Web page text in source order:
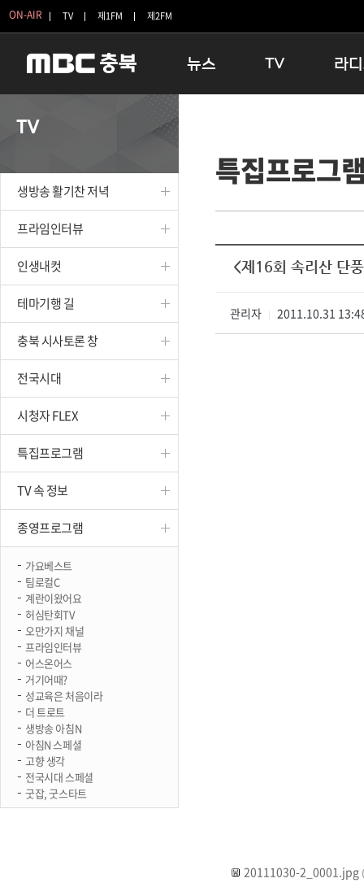
ON-AIR TV 제1FM 제2FM
뉴스
보은
옥천
TV
인생내컷
테마기행 길
시청자 FLEX
특집프로그램
종영프로그램
라
16:00 완
우리 고
TV
생방송 활기찬 저녁
프라임인터뷰
인생내컷
테마기행 길
충북 시사토론 창
전국시대
시청자 FLEX
특집프로그램
TV 속 정보
종영프로그램
가요베스트
팀로컬C
계란이왔어요
허심탄회TV
오만가지 채널
프라임인터뷰
어스온어스
거기어때?
성교육은 처음이라
더 트로트
생방송 아침N
아침N 스페셜
고향 생각
전국시대 스페셜
굿잡, 굿스타트
특집프로그
<제16회 속리산 단
관리자 2011.10.31
20111030-2_0001.jpg